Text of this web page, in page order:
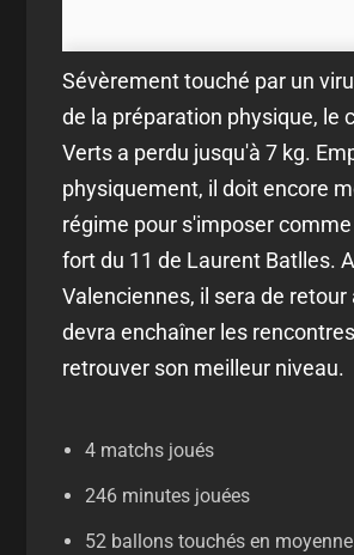
Sévèrement touché par un
de la préparation physique, le
Verts a perdu jusqu'à 7 kg.
physiquement, il doit encore
régime pour s'imposer
fort du 11 de Laurent Batlles.
Valenciennes, il sera de retour
devra enchaîner les
retrouver son meilleur niveau.
4 matchs joués
246 minutes jouées
52 ballons touchés en